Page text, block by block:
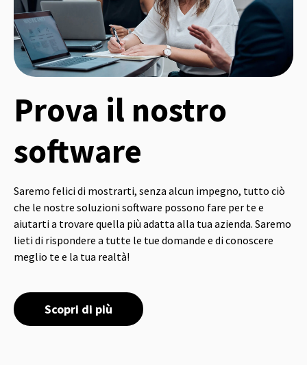
Prova il nostro
software
Saremo felici di mostrarti, senza alcun impegno, tutto ciò
che le nostre soluzioni software possono fare per te e
aiutarti a trovare quella più adatta alla tua azienda. Saremo
lieti di rispondere a tutte le tue domande e di conoscere
meglio te e la tua realtà!
Scopri di più